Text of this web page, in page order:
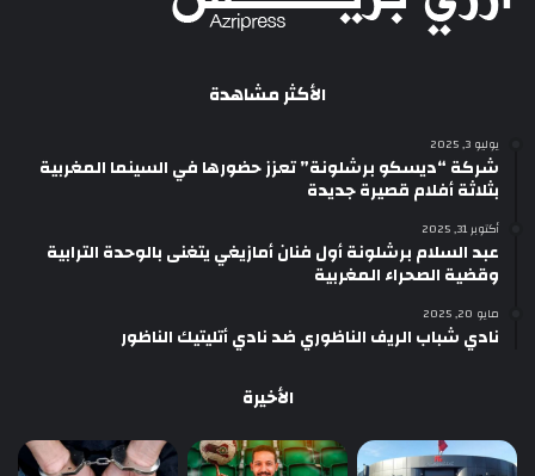
الأكثر مشاهدة
يوليو 3, 2025
شركة “ديسكو برشلونة” تعزز حضورها في السينما المغربية
بثلاثة أفلام قصيرة جديدة
أكتوبر 31, 2025
عبد السلام برشلونة أول فنان أمازيغي يتغنى بالوحدة الترابية
وقضية الصحراء المغربية
مايو 20, 2025
نادي شباب الريف الناظوري ضد نادي أتليتيك الناظور
الأخيرة